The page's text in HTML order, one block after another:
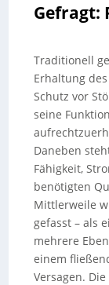
Gefragt:
Traditionell
Erhaltung
Schutz vor
seine
Daneben
Fähigkeit,
benötigten
Mittlerweile
gefasst – als
mehrere
einem
Versagen.